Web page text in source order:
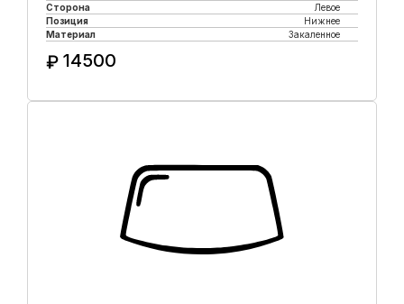
Сторона
Левое
Позиция
Нижнее
Материал
Закаленное
₽ 14500